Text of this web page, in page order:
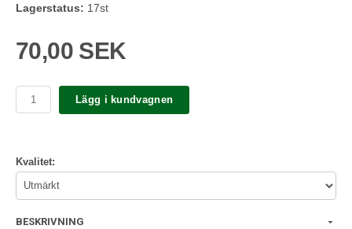
Lagerstatus: 17st
70,00 SEK
Lägg i kundvagnen
Kvalitet:
BESKRIVNING